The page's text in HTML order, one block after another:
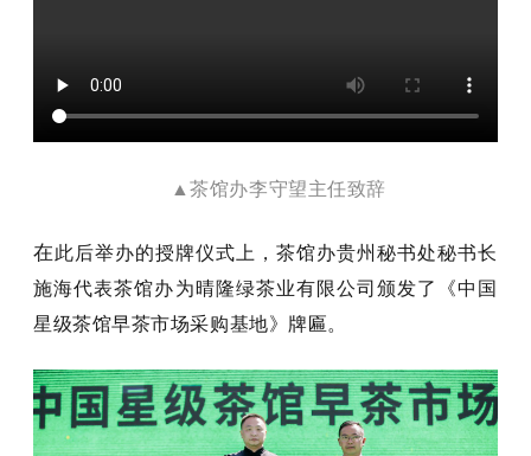
▲茶馆办李守望主任致辞
在此后举办的授牌仪式上，茶馆办贵州秘书处秘书长
施海代表茶馆办为晴隆绿茶业有限公司颁发了《中国
星级茶馆早茶市场采购基地》牌匾。